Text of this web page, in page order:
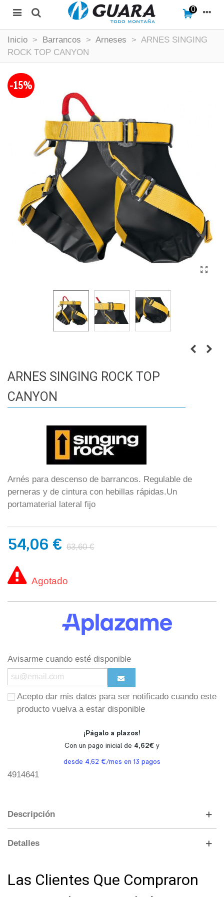
0
Inicio > Barrancos > Arneses > ARNES SINGING
ROCK TOP CANYON
-15%
ARNES SINGING ROCK TOP
CANYON
Arnés para descenso de barrancos. Regulable de
perneras y de cintura con hebillas rápidas.Un
portamaterial lateral fijo
54,06 € 63,60 €
Agotado
Avisarme cuando esté disponible
Acepto dar mis datos para ser notificado cuando este
producto vuelva a estar disponible
4914641
Descripción
Detalles
Las Clientes Que Compraron